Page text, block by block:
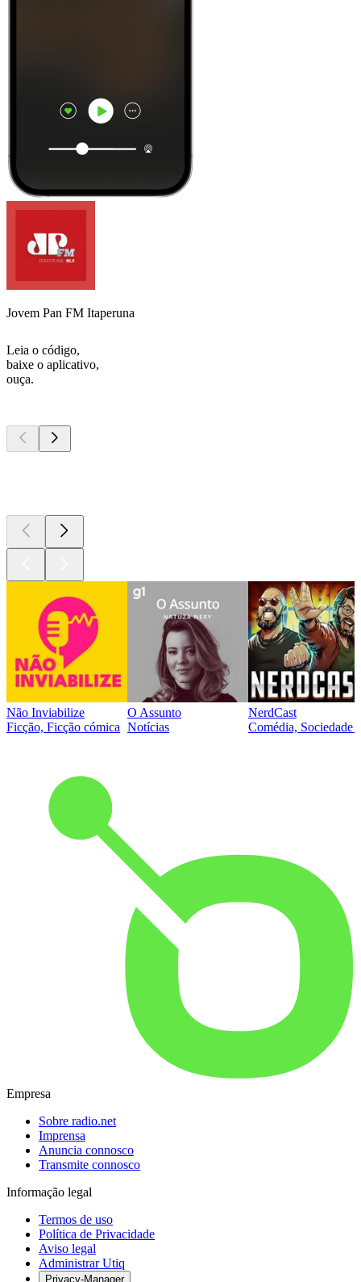
Jovem Pan FM Itaperuna
Leia o código,
baixe o aplicativo,
ouça.
Não Inviabilize
Ficção, Ficção cómica
O Assunto
Notícias
NerdCast
Comédia, Sociedade
Empresa
Sobre radio.net
Imprensa
Anuncia connosco
Transmite connosco
Informação legal
Termos de uso
Política de Privacidade
Aviso legal
Administrar Utiq
Privacy-Manager